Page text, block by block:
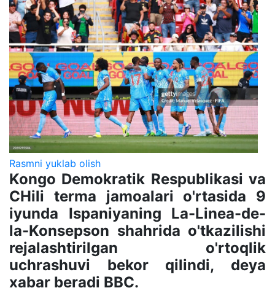
Rasmni yuklab olish
Kongo Demokratik Respublikasi va
CHili terma jamoalari o'rtasida 9
iyunda Ispaniyaning La-Linea-de-
la-Konsepson shahrida o'tkazilishi
rejalashtirilgan o'rtoqlik
uchrashuvi bekor qilindi, deya
xabar beradi BBC.